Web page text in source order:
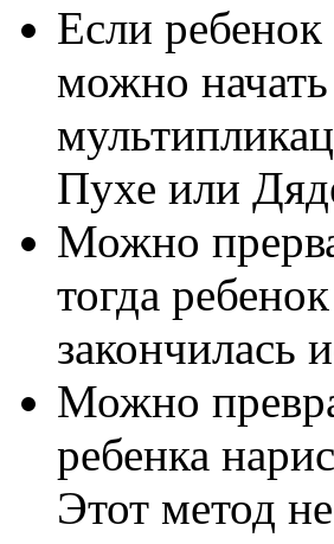
Если
можно
Пухе или
Можно
тогда
закончилась
Можно
ребенка
Этот метод